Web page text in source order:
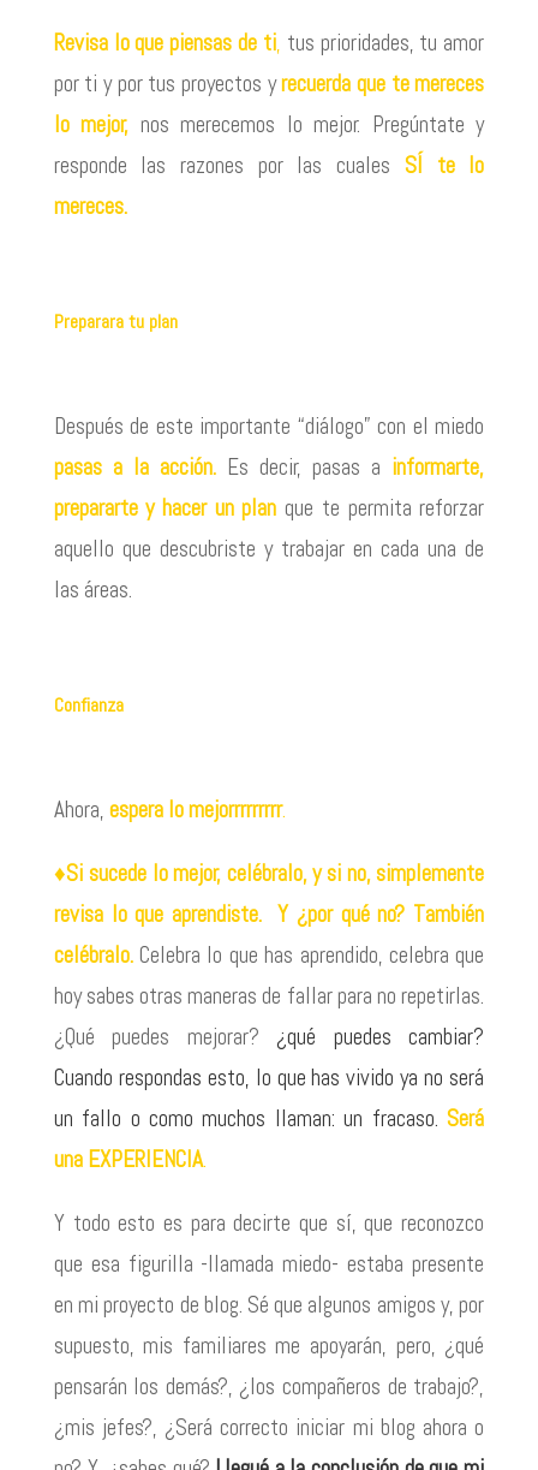
Revisa lo que piensas de ti, tus prioridades, tu amor
por ti y por tus proyectos yrecuerda que te mereces
lo mejor, nos merecemos lo mejor. Pregúntate y
responde las razones por las cuales SÍ te lo
mereces.
Preparara tu plan
Después de este importante “diálogo” con el miedo
pasas a la acción. Es decir, pasas a informarte,
prepararte y hacer un plan que te permita reforzar
aquello que descubriste y trabajar en cada una de
las áreas.
Confianza
Ahora, espera lo mejorrrrrrrrr.
♦Si sucede lo mejor, celébralo, y si no, simplemente
revisa lo que aprendiste. Y ¿por qué no? También
celébralo. Celebra lo que has aprendido, celebra que
hoy sabes otras maneras de fallar para no repetirlas.
¿Qué puedes mejorar? ¿qué puedes cambiar?
Cuando respondas esto, lo que has vivido ya no será
un fallo o como muchos llaman: un fracaso. Será
una EXPERIENCIA.
Y todo esto es para decirte que sí, que reconozco
que esa figurilla -llamada miedo- estaba presente
en mi proyecto de blog. Sé que algunos amigos y, por
supuesto, mis familiares me apoyarán, pero, ¿qué
pensarán los demás?, ¿los compañeros de trabajo?,
¿mis jefes?, ¿Será correcto iniciar mi blog ahora o